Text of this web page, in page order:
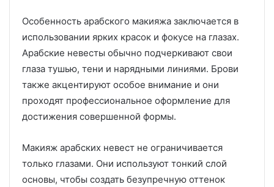
Особенность арабского макияжа заключается в
использовании ярких красок и фокусе на глазах.
Арабские невесты обычно подчеркивают свои
глаза тушью, тени и нарядными линиями. Брови
также акцентируют особое внимание и они
проходят профессиональное оформление для
достижения совершенной формы.
Макияж арабских невест не ограничивается
только глазами. Они используют тонкий слой
основы, чтобы создать безупречную оттенок